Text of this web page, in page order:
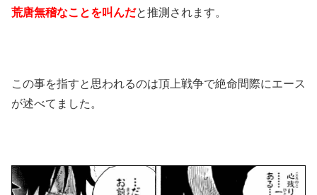
荒唐無稽なことを叫んだと推測されます。
この事を指すと思われるのは頂上戦争で絶命間際にエース
が述べてました。